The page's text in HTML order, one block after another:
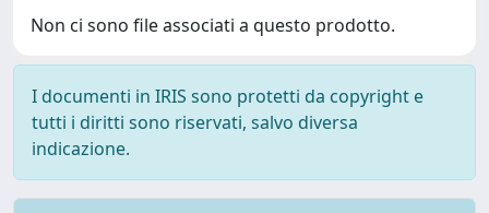
Non ci sono file associati a questo prodotto.
I documenti in IRIS sono protetti da copyright e
tutti i diritti sono riservati, salvo diversa
indicazione.